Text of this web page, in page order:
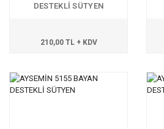
DESTEKLİ SÜTYEN
210,00 TL + KDV